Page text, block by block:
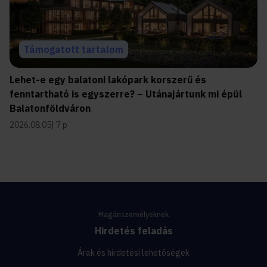
Támogatott tartalom
Lehet-e egy balatoni lakópark korszerű és
fenntartható is egyszerre? – Utánajártunk mi épül
Balatonföldváron
2026.08.05 7 p
Magánszemélyeknek
Hirdetés feladás
Árak és hirdetési lehetőségek